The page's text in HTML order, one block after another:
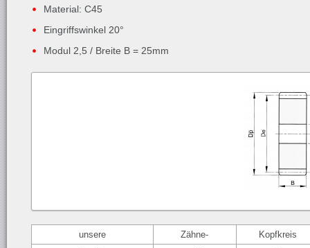
Material: C45
Eingriffswinkel 20°
Modul 2,5 / Breite B = 25mm
unsere Zähne-
Kopfkreis